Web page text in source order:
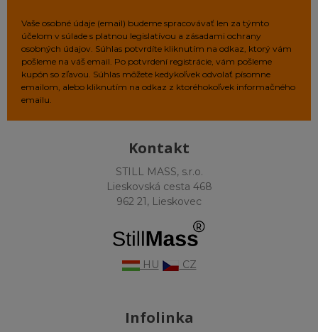
Vaše osobné údaje (email) budeme spracovávať len za týmto
účelom v súlade s platnou legislatívou a zásadami ochrany
osobných údajov. Súhlas potvrdíte kliknutím na odkaz, ktorý vám
pošleme na váš email. Po potvrdení registrácie, vám pošleme
kupón so zľavou. Súhlas môžete kedykoľvek odvolať písomne
emailom, alebo kliknutím na odkaz z ktoréhokoľvek informačného
emailu.
Kontakt
STILL MASS, s.r.o.
Lieskovská cesta 468
962 21, Lieskovec
HU CZ
Infolinka